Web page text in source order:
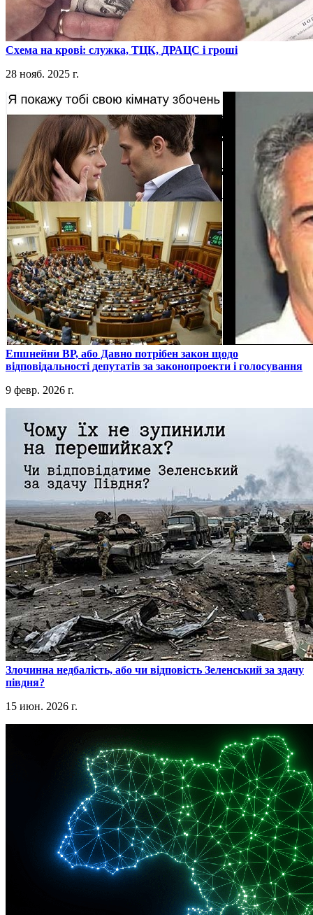
​Схема на крові: служка, ТЦК, ДРАЦС і гроші
28 нояб. 2025 г.
​Епшнейни ВР, або Давно потрібен закон щодо
відповідальності депутатів за законопроекти і голосування
9 февр. 2026 г.
​Злочинна недбалість, або чи відповість Зеленський за здачу
півдня?
15 июн. 2026 г.